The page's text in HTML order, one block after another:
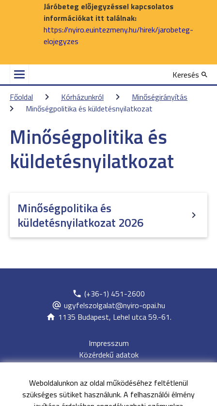
Weboldalunkon az oldal működéséhez feltétlenül
szükséges sütiket használunk. A felhasználói élmény
Járóbeteg előjegyzéssel kapcsolatos
információkat itt találnak:
https://nyiro.euintezmeny.hu/hirek/jarobeteg-
elojegyzes
Keresés
Főoldal
Kórházunkról
Minőségirányítás
Minőségpolitika és küldetésnyilatkozat
Minőségpolitika és
küldetésnyilatkozat
Minőségpolitika és
küldetésnyilatkozat 2026
(+36-1) 451-2600
ugyfelszolgalat@nyiro-opai.hu
1135 Budapest, Lehel utca 59.-61.
Impresszum
Közérdekű adatok
Adatvédelem
Jogi nyilatkozat
Archívum
Akadálymentesítési nyilatkozat